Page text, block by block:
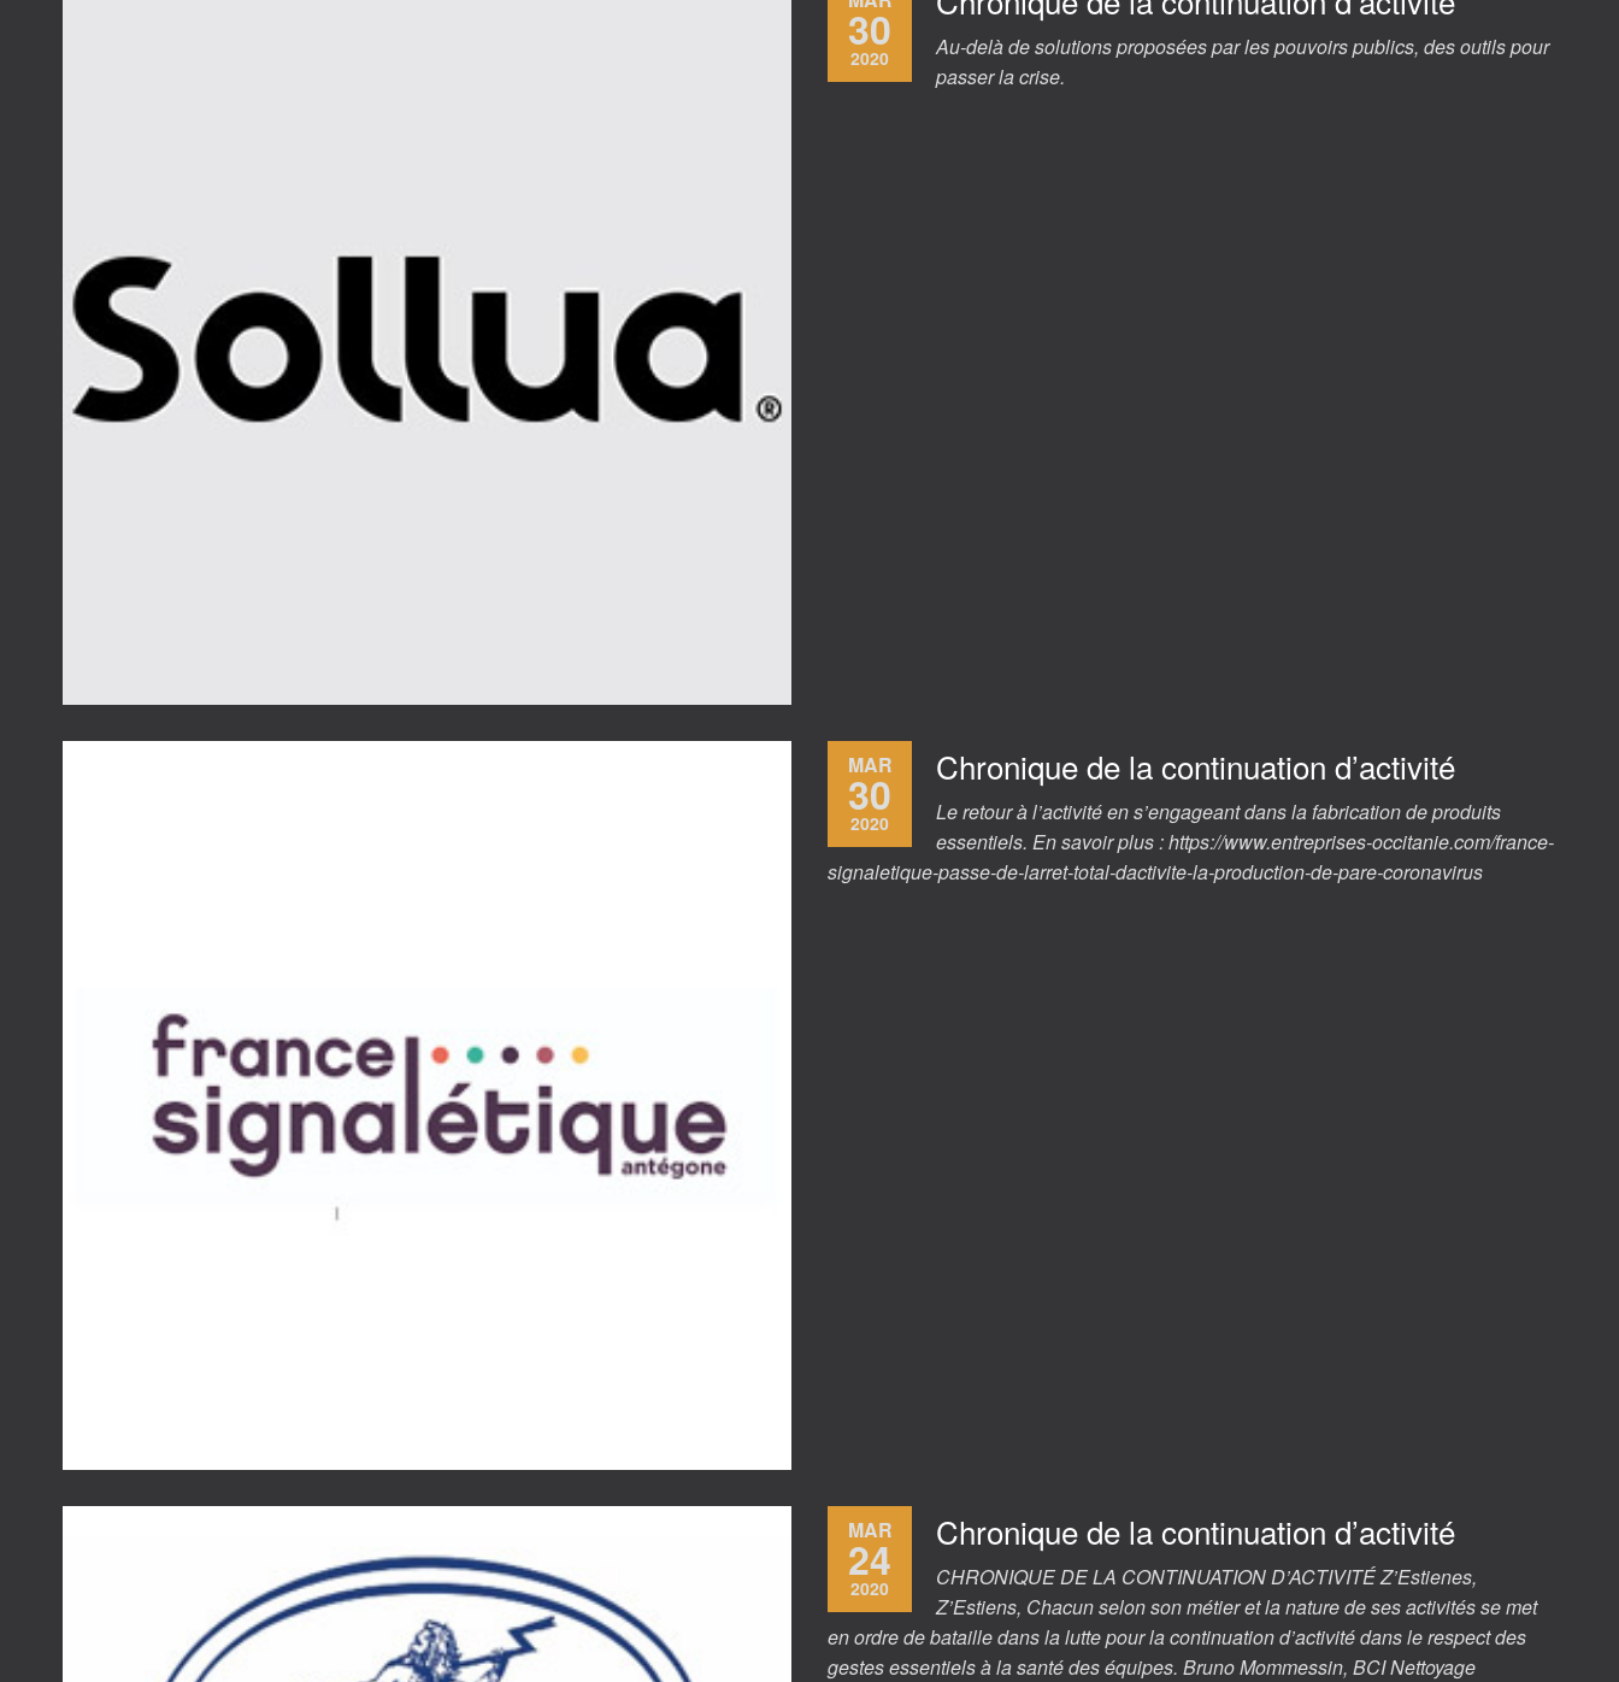
30
2020
Au-delà de solutions proposées par les pouvoirs publics, des outils pour
passer la crise.
MAR
30
2020
Chronique de la continuation d’activité
Le retour à l’activité en s’engageant dans la fabrication de produits
essentiels. En savoir plus : https://www.entreprises-occitanie.com/france-
signaletique-passe-de-larret-total-dactivite-la-production-de-pare-coronavirus
MAR
24
2020
Chronique de la continuation d’activité
CHRONIQUE DE LA CONTINUATION D’ACTIVITÉ Z’Estienes,
Z’Estiens, Chacun selon son métier et la nature de ses activités se met
en ordre de bataille dans la lutte pour la continuation d’activité dans le respect des
gestes essentiels à la santé des équipes. Bruno Mommessin, BCI Nettoyage